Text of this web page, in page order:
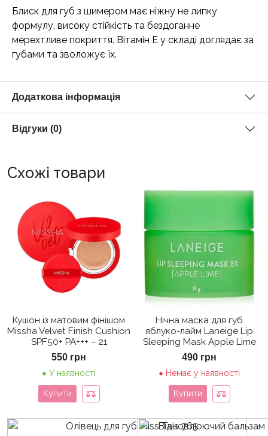
Блиск для губ з шимером має ніжну не липку
формулу, високу стійкість та бездоганне
мерехтливе покриття. Вітамін Е у складі доглядає за
губами та зволожує їх.
Додаткова інформація
Відгуки (0)
Схожі товари
Кушон із матовим фінішом
Missha Velvet Finish Cushion
SPF50+ PA+++ – 21
550 грн
У наявності
Купити
Нічна маска для губ
яблуко-лайм Laneige Lip
Sleeping Mask Apple Lime
490 грн
Немає у наявності
Купити